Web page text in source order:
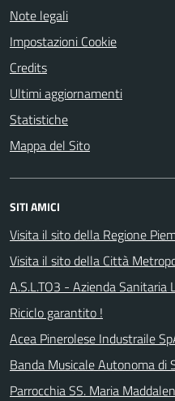
Note legali
Impostazioni Cookie
Credits
Ultimi aggiornamenti
Statistiche
Mappa del Sito
SITI AMICI
Visita il sito della Regione
Visita il sito della Città
A.S.L.TO3 - Azienda Sanitaria
Riciclo garantito !
Acea Pinerolese Industraile
Banda Musicale Autonoma di
Parrocchia SS. Maria